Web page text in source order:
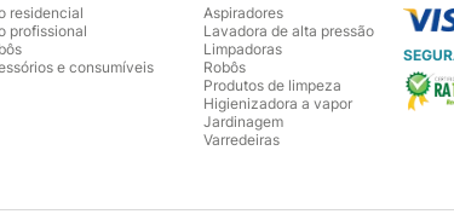
residencial
profissional
e consumíveis
Aspiradores
Lavadora de alta pressão
Limpadoras
Robôs
Produtos de limpeza
Higienizadora a vapor
Jardinagem
Varredeiras